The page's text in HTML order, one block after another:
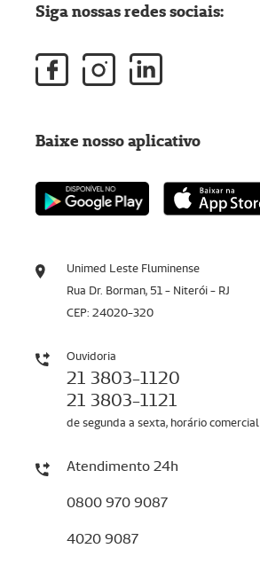
Unimed Leste Fluminense
Rua Dr. Borman, 51 - Niterói - RJ
CEP: 24020-320
Ouvidoria
21 3803-1120
21 3803-1121
de segunda a sexta, horário comercial
Atendimento 24h
0800 970 9087
4020 9087
Siga nossas redes sociais:
Baixe nosso aplicativo